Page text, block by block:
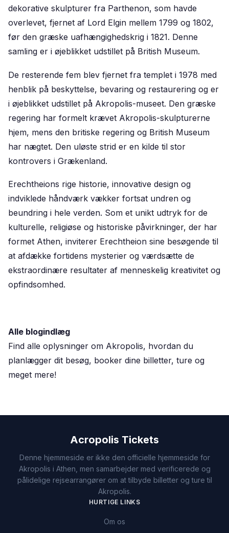
dekorative skulpturer fra Parthenon, som havde
overlevet, fjernet af Lord Elgin mellem 1799 og 1802,
før den græske uafhængighedskrig i 1821. Denne
samling er i øjeblikket udstillet på British Museum.
De resterende fem blev fjernet fra templet i 1978 med
henblik på beskyttelse, bevaring og restaurering og er
i øjeblikket udstillet på Akropolis-museet. Den græske
regering har formelt krævet Akropolis-skulpturerne
hjem, mens den britiske regering og British Museum
har nægtet. Den uløste strid er en kilde til stor
kontrovers i Grækenland.
Erechtheions rige historie, innovative design og
indviklede håndværk vækker fortsat undren og
beundring i hele verden. Som et unikt udtryk for de
kulturelle, religiøse og historiske påvirkninger, der har
formet Athen, inviterer Erechtheion sine besøgende til
at afdække fortidens mysterier og værdsætte de
ekstraordinære resultater af menneskelig kreativitet og
opfindsomhed.
Alle blogindlæg
Find alle oplysninger om Akropolis, hvordan du
planlægger dit besøg, booker dine billetter, ture og
meget mere!
Acropolis Tickets
Denne hjemmeside er ikke den officielle hjemmeside for
Akropolis i Athen, men samarbejder med verificerede og
pålidelige rejsearrangører om at tilbyde billetter og ture til
Akropolis.
HURTIGE LINKS
Om os